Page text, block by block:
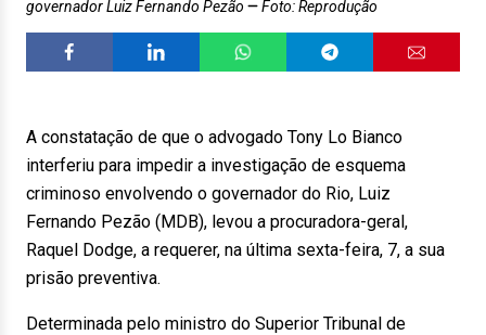
governador Luiz Fernando Pezão
Foto: Reprodução
A constatação de que o advogado Tony Lo Bianco
interferiu para impedir a investigação de esquema
criminoso envolvendo o governador do Rio, Luiz
Fernando Pezão (MDB), levou a procuradora-geral,
Raquel Dodge, a requerer, na última sexta-feira, 7, a sua
prisão preventiva.
Determinada pelo ministro do Superior Tribunal de